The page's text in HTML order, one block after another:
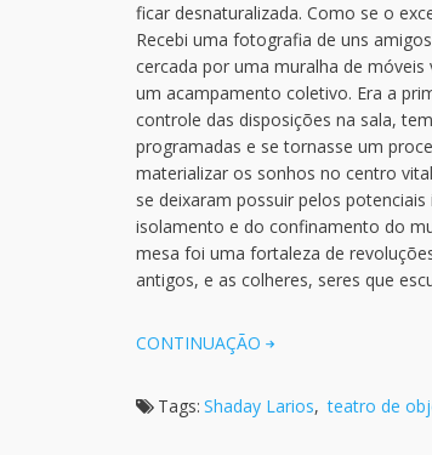
ficar desnaturalizada. Como se o
Recebi uma fotografia de uns
cercada por uma muralha de
um acampamento coletivo. Era a
controle das disposições na sala,
programadas e se tornasse um
materializar os sonhos no centro
se deixaram possuir pelos
isolamento e do confinamento do
mesa foi uma fortaleza de
antigos, e as colheres, seres que
CONTINUAÇÃO
Tags: Shaday Larios, teatro de